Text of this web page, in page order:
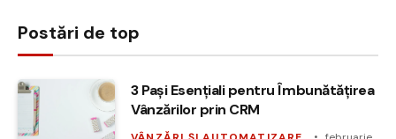
Postări de top
3 Pași Esențiali pentru Îmbunătățirea
Vânzărilor prin CRM